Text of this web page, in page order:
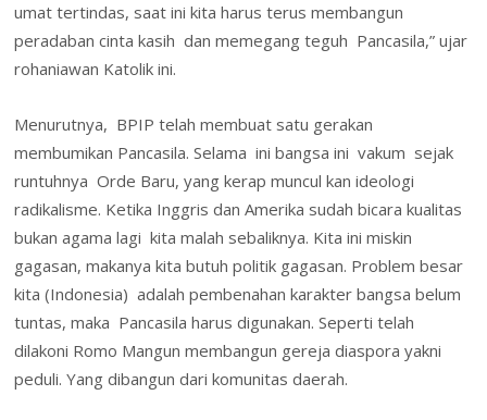
umat tertindas, saat ini kita harus terus membangun
peradaban cinta kasih dan memegang teguh Pancasila,” ujar
rohaniawan Katolik ini.
Menurutnya, BPIP telah membuat satu gerakan
membumikan Pancasila. Selama ini bangsa ini vakum sejak
runtuhnya Orde Baru, yang kerap muncul kan ideologi
radikalisme. Ketika Inggris dan Amerika sudah bicara kualitas
bukan agama lagi kita malah sebaliknya. Kita ini miskin
gagasan, makanya kita butuh politik gagasan. Problem besar
kita (Indonesia) adalah pembenahan karakter bangsa belum
tuntas, maka Pancasila harus digunakan. Seperti telah
dilakoni Romo Mangun membangun gereja diaspora yakni
peduli. Yang dibangun dari komunitas daerah.